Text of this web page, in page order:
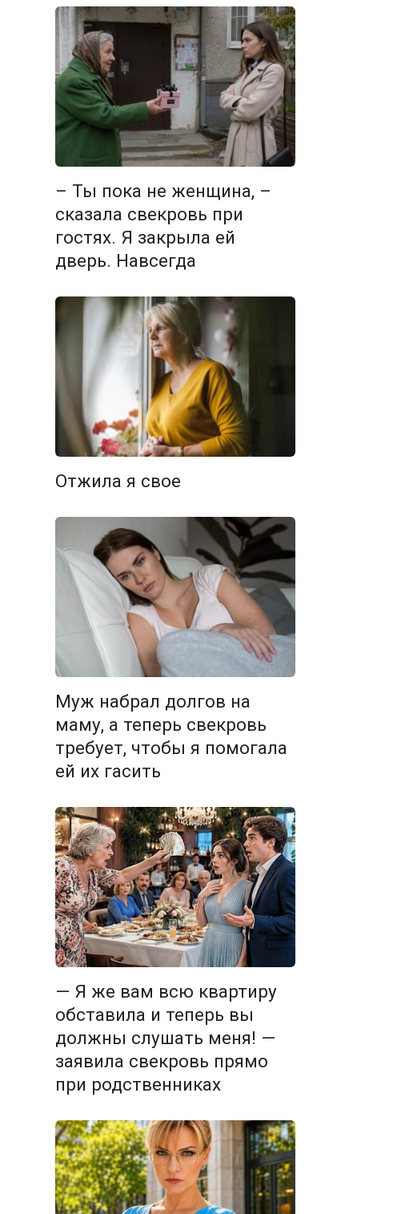
– Ты пока не женщина, –
сказала свекровь при
гостях. Я закрыла ей
дверь. Навсегда
Отжила я свое
Муж набрал долгов на
маму, а теперь свекровь
требует, чтобы я помогала
ей их гасить
— Я же вам всю квартиру
обставила и теперь вы
должны слушать меня! —
заявила свекровь прямо
при родственниках